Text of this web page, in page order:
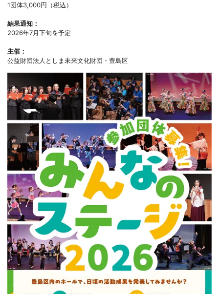
1団体3,000円（税込）
結果通知：
2026年7月下旬を予定
主催：
公益財団法人としま未来文化財団・豊島区